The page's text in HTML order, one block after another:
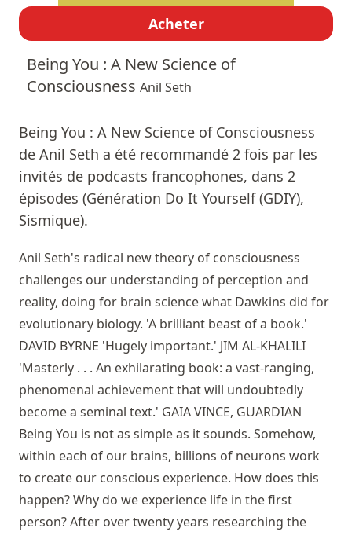
Acheter
Being You : A New Science of
Consciousness Anil Seth
Being You : A New Science of Consciousness
de Anil Seth a été recommandé 2 fois par les
invités de podcasts francophones, dans 2
épisodes (Génération Do It Yourself (GDIY),
Sismique).
Anil Seth's radical new theory of consciousness
challenges our understanding of perception and
reality, doing for brain science what Dawkins did for
evolutionary biology. 'A brilliant beast of a book.'
DAVID BYRNE 'Hugely important.' JIM AL-KHALILI
'Masterly . . . An exhilarating book: a vast-ranging,
phenomenal achievement that will undoubtedly
become a seminal text.' GAIA VINCE, GUARDIAN
Being You is not as simple as it sounds. Somehow,
within each of our brains, billions of neurons work
to create our conscious experience. How does this
happen? Why do we experience life in the first
person? After over twenty years researching the